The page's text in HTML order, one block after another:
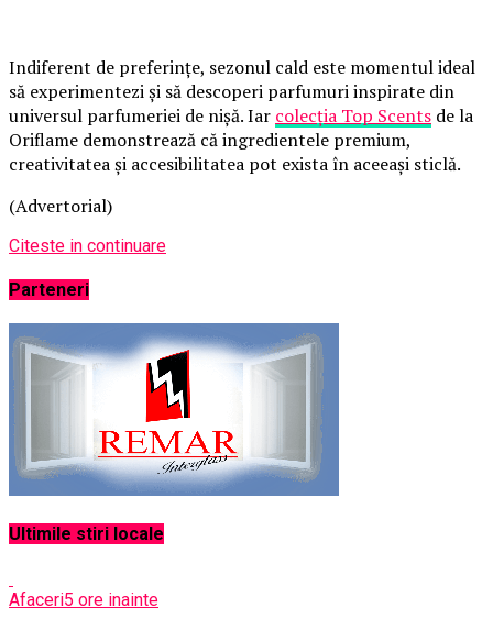
Indiferent de preferințe, sezonul cald este momentul ideal
să experimentezi și să descoperi parfumuri inspirate din
universul parfumeriei de nișă. Iar colecția Top Scents de la
Oriflame demonstrează că ingredientele premium,
creativitatea și accesibilitatea pot exista în aceeași sticlă.
(Advertorial)
Citeste in continuare
Parteneri
Ultimile stiri locale
Afaceri5 ore inainte